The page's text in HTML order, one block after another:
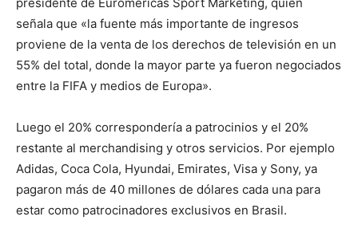
señala que «la fuente más importante de ingresos
proviene de la venta de los derechos de televisión en un
55% del total, donde la mayor parte ya fueron negociados
entre la FIFA y medios de Europa».
Luego el 20% correspondería a patrocinios y el 20%
restante al merchandising y otros servicios. Por ejemplo
Adidas, Coca Cola, Hyundai, Emirates, Visa y Sony, ya
pagaron más de 40 millones de dólares cada una para
estar como patrocinadores exclusivos en Brasil.